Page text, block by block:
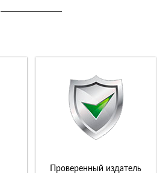
Проверенный издатель